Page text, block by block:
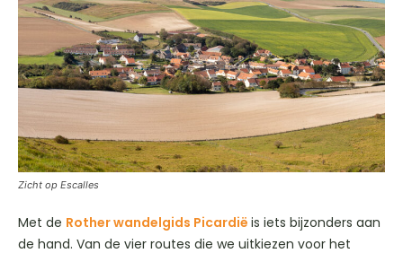
Zicht op Escalles
Met de Rother wandelgids Picardië is iets bijzonders aan
de hand. Van de vier routes die we uitkiezen voor het